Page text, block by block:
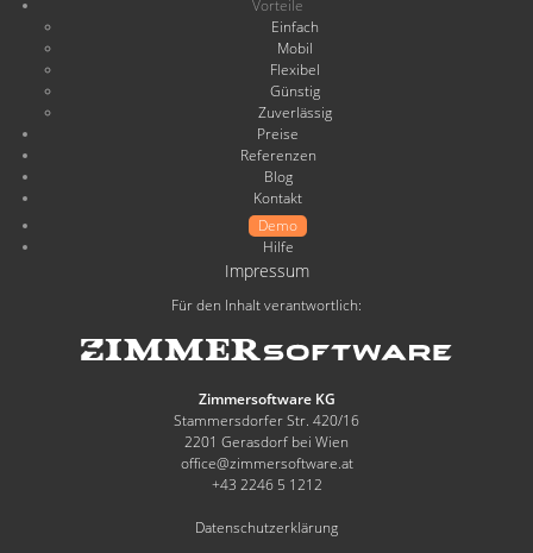
Vorteile
Einfach
Mobil
Flexibel
Günstig
Zuverlässig
Preise
Referenzen
Blog
Kontakt
Demo
Hilfe
Impressum
Für den Inhalt verantwortlich:
Zimmersoftware KG
Stammersdorfer Str. 420/16
2201 Gerasdorf bei Wien
office@zimmersoftware.at
+43 2246 5 1212
Datenschutzerklärung